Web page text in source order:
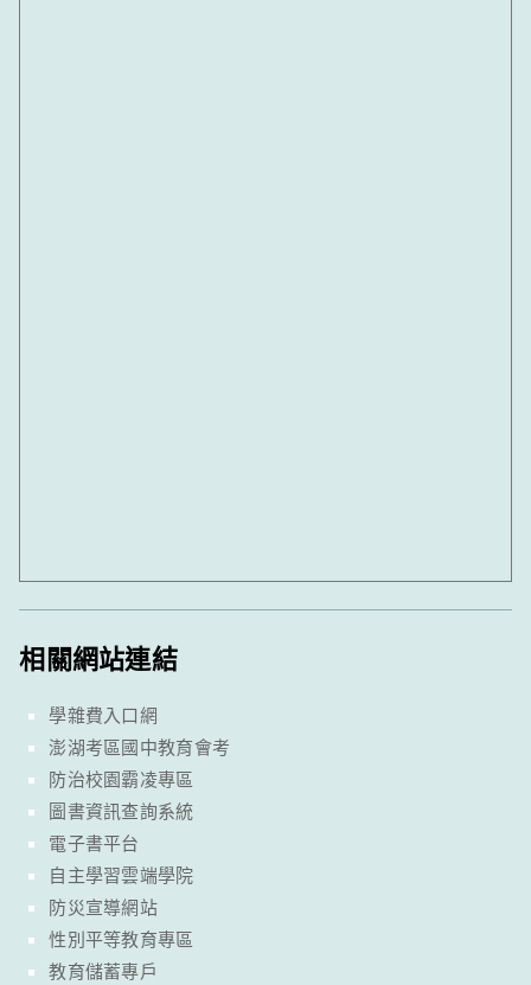
相關網站連結
學雜費入口網
澎湖考區國中教育會考
防治校園霸凌專區
圖書資訊查詢系統
電子書平台
自主學習雲端學院
防災宣導網站
性別平等教育專區
教育儲蓄專戶